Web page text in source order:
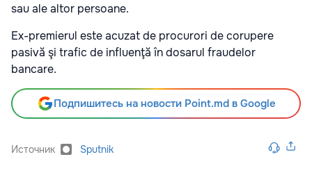
sau ale altor persoane.
Ex-premierul este acuzat de procurori de corupere
pasivă şi trafic de influenţă în dosarul fraudelor
bancare.
Подпишитесь на новости Point.md в Google
Источник Sputnik